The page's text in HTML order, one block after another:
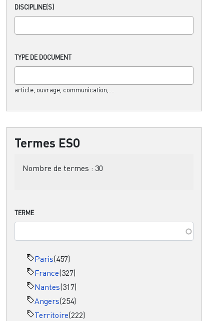
DISCIPLINE(S)
TYPE DE DOCUMENT
article, ouvrage, communication,....
Termes ESO
Nombre de termes : 30
TERME
Paris(457)
France(327)
Nantes(317)
Angers(254)
Territoire(222)